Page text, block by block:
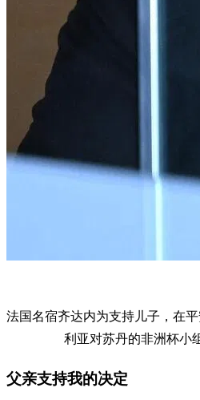
法国名宿齐达内为支持儿子，在
利亚对苏丹的非洲杯小
父亲支持我的决定